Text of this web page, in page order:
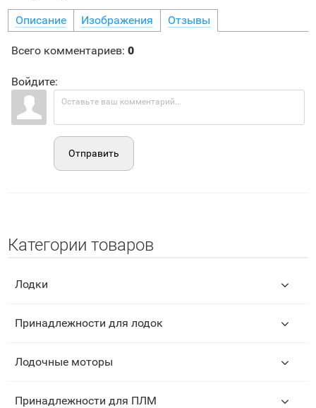
Описание Изображения Отзывы
Всего комментариев: 0
Войдите:
Отправить
Категории товаров
Лодки
Принадлежности для лодок
Лодочные моторы
Принадлежности для ПЛМ